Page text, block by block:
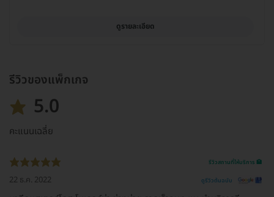
ดูรายละเอียด
รีวิวของแพ็กเกจ
5.0
คะแนนเฉลี่ย
รีวิวสถานที่ให้บริการ 🏥
22 ธ.ค. 2022 ดูรีวิวต้นฉบับ